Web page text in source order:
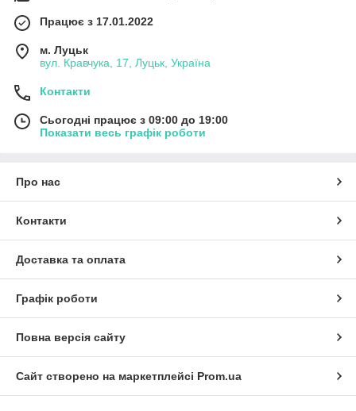
Працює з 17.01.2022
м. Луцьк
вул. Кравчука, 17, Луцьк, Україна
Контакти
Сьогодні працює з 09:00 до 19:00
Показати весь графік роботи
Про нас
Контакти
Доставка та оплата
Графік роботи
Повна версія сайту
Сайт створено на маркетплейсі Prom.ua